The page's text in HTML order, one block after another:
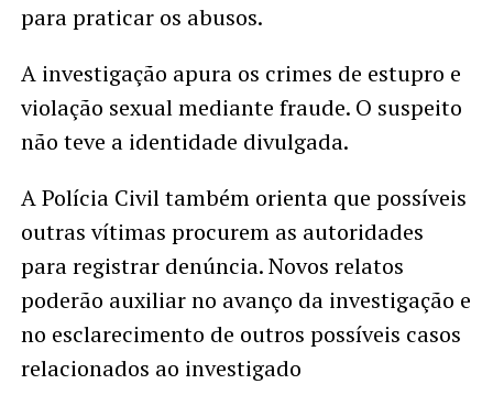
para praticar os abusos.
A investigação apura os crimes de estupro e
violação sexual mediante fraude. O suspeito
não teve a identidade divulgada.
A Polícia Civil também orienta que possíveis
outras vítimas procurem as autoridades
para registrar denúncia. Novos relatos
poderão auxiliar no avanço da investigação e
no esclarecimento de outros possíveis casos
relacionados ao investigado